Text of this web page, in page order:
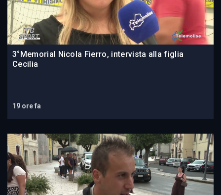
3°Memorial Nicola Fierro, intervista alla figlia
Cecilia
19 ore fa